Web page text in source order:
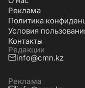
Реклама
Политика
Условия
Контакты
Редакции
info@cmn.kz
Реклама